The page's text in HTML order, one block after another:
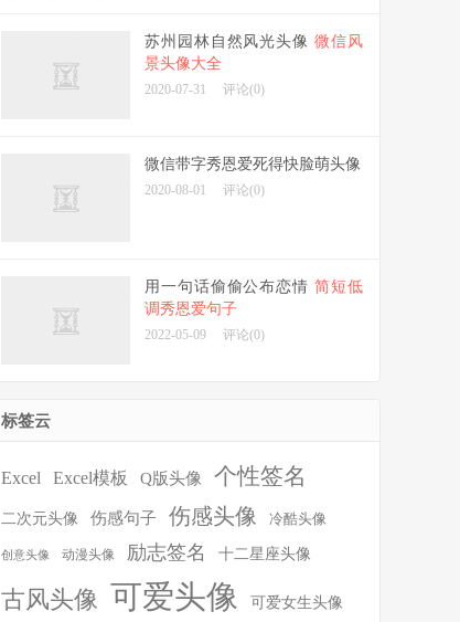
苏州园林自然风光头像 微信风
景头像大全
2020-07-31 评论(0)
微信带字秀恩爱死得快脸萌头像
2020-08-01 评论(0)
用一句话偷偷公布恋情 简短低
调秀恩爱句子
2022-05-09 评论(0)
标签云
Excel Excel模板 Q版头像 个性签名
二次元头像 伤感句子 伤感头像 冷酷头像
创意头像 动漫头像 励志签名 十二星座头像
古风头像 可爱头像 可爱女生头像